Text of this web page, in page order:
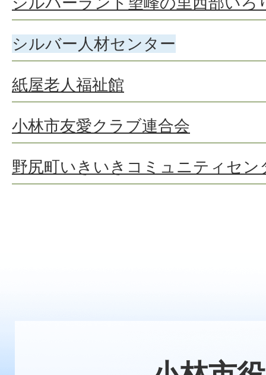
シルバー人材センター
紙屋老人福祉館
小林市友愛クラブ連合会
野尻町いきいきコミュニティセン